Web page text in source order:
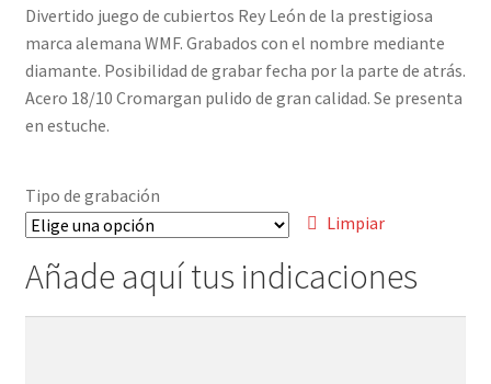
Iluminación, lamparas y apliques
Muebles
Detalles ceremonia, regalo publicitario, promocional
¿Quiénes somos?
Contacto
Divertido juego de cubiertos Rey León de la prestigiosa
marca alemana WMF. Grabados con el nombre mediante
diamante. Posibilidad de grabar fecha por la parte de atrás.
Acero 18/10 Cromargan pulido de gran calidad. Se presenta
en estuche.
Tipo de grabación
Limpiar
Añade aquí tus indicaciones